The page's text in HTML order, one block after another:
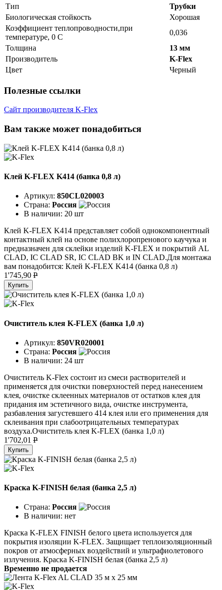
Тип
Трубки
Биологическая стойкость
Хорошая
Коэффициент теплопроводности,при
температуре, 0 С
0,036
Толщина
13 мм
Производитель
K-Flex
Цвет
Черный
Полезные ссылки
Сайт производителя K-Flex
Вам также может понадобиться
Клей K-FLEX K414 (банка 0,8 л)
Артикул: 850CL020003
Страна: Россия
В наличии: 20 шт
Клей K-FLEX K414 представляет собой однокомпонентный
контактный клей на основе полихлоропренового каучука и
предназначен для склейки изделий K-FLEX и покрытий AL
CLAD, IC CLAD SR, IC CLAD BK и IN CLAD.Для монтажа
вам понадобится: Клей K-FLEX K414 (банка 0,8 л)
1'745,90 P
Купить
Очиститель клея K-FLEX (банка 1,0 л)
Артикул: 850VR020001
Страна: Россия
В наличии: 24 шт
Очиститель K-Flex состоит из смеси растворителей и
применяется для очистки поверхностей перед нанесением
клея, очистке склеенных материалов от остатков клея для
придания им эстетичного вида, очистке инструмента,
разбавления загустевшего 414 клея или его применения для
склеивания при слабоотрицательных температурах
воздуха.Очиститель клея K-FLEX (банка 1,0 л)
1'702,01 P
Купить
Краска K-FINISH белая (банка 2,5 л)
Страна: Россия
В наличии: нет
Краска K-FLEX FINISH белого цвета используется для
покрытия изоляции K-FLEX. Защищает теплоизоляционный
покров от атмосферных воздействий и ультрафиолетового
излучения. Краска K-FINISH белая (банка 2,5 л)
Временно не продается